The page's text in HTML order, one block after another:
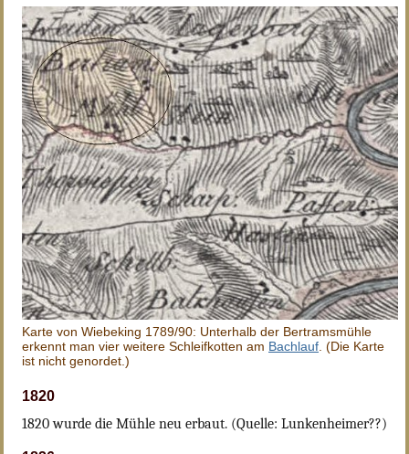
Karte von Wiebeking 1789/90: Unterhalb der Bertramsmühle
erkennt man vier weitere Schleifkotten am Bachlauf . (Die Karte
ist nicht genordet.)
1820
1820 wurde die Mühle neu erbaut. (Quelle: Lunkenheimer??)